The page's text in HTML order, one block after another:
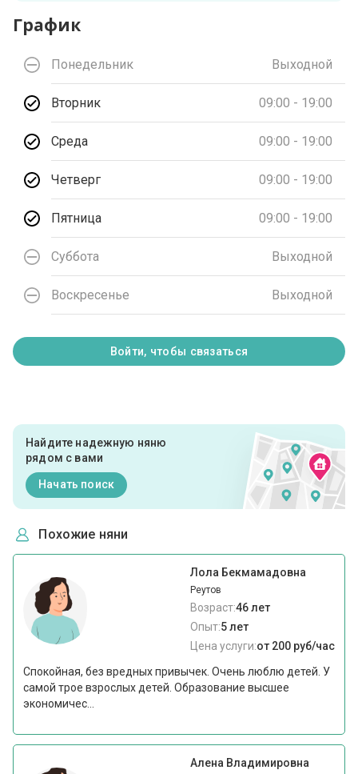
График
Понедельник Выходной
Вторник 09:00 - 19:00
Среда 09:00 - 19:00
Четверг 09:00 - 19:00
Пятница 09:00 - 19:00
Суббота Выходной
Воскресенье Выходной
Войти, чтобы связаться
Найдите надежную няню
рядом с вами
Начать поиск
Похожие няни
Лола Бекмамадовна
Реутов
Возраст:46 лет
Опыт:5 лет
Цена услуги:от 200 руб/час
Спокойная, без вредных привычек. Очень люблю детей. У
самой трое взрослых детей. Образование высшее
экономичес...
Алена Владимировна